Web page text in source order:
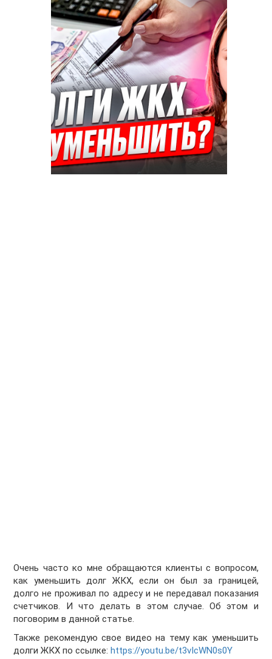
Очень часто ко мне обращаются клиенты с вопросом,
как уменьшить долг ЖКХ, если он был за границей,
долго не проживал по адресу и не передавал показания
счетчиков. И что делать в этом случае. Об этом и
поговорим в данной статье.
Также рекомендую свое видео на тему как уменьшить
долги ЖКХ по ссылке:https://youtu.be/t3vIcWN0s0Y